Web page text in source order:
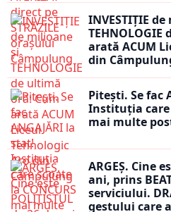
INVESTIȚIE
arată ACUM
din
Pitești. Se fac
Instituția care
mai multe
ARGEȘ. Cine
ani, prins
serviciului.
gestului care